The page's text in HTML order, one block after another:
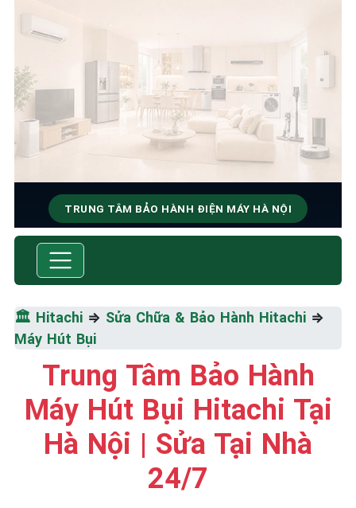
TRUNG TÂM BẢO HÀNH ĐIỆN MÁY HÀ NỘI
SỬA CHỮA & BẢO HÀNH
Thiểu
☎️ 09.86.85.89.22
🏛️ Hitachi ⇒ Sửa Chữa & Bảo Hành Hitachi ⇒
Máy Hút Bụi
Trung Tâm Bảo Hành
Máy Hút Bụi Hitachi Tại
Hà Nội | Sửa Tại Nhà
24/7